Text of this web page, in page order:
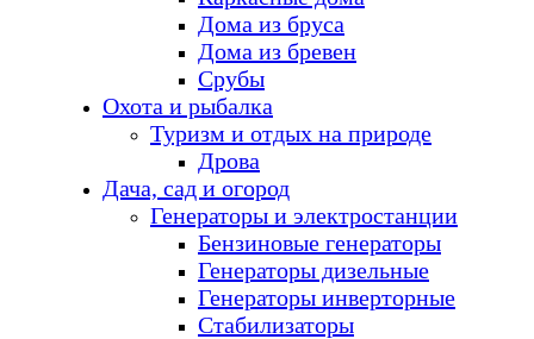
Дома из бруса
Дома из бревен
Срубы
Охота и рыбалка
Туризм и отдых на природе
Дрова
Дача, сад и огород
Генераторы и электростанции
Бензиновые генераторы
Генераторы дизельные
Генераторы инверторные
Стабилизаторы